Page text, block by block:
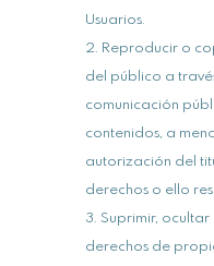
Usuarios.
Reproducir o
del público a
comunicación
contenidos, a
autorización del
derechos o ello
Suprimir,
derechos de